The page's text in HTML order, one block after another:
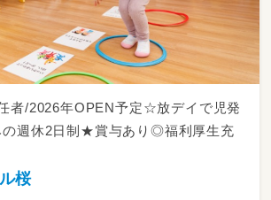
野別リーダー
・専門リーダー
副園長
フステージ転換制度について 】
働き続けることが難しく感じる時期が
長く働ける環境づくりの一つとして、
者/2026年OPEN予定☆放デイで児発
の週休2日制★賞与あり◎福利厚生充
桜